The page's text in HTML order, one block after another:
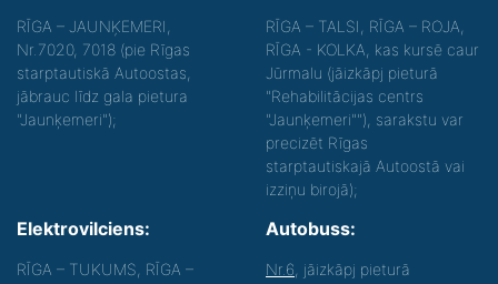
RĪGA – JAUNĶEMERI,
Nr.7020, 7018 (pie Rīgas
starptautiskā Autoostas,
jābrauc līdz gala pietura
"Jaunķemeri");
RĪGA – TALSI, RĪGA – ROJA,
RĪGA - KOLKA, kas kursē caur
Jūrmalu (jāizkāpj pieturā
"Rehabilitācijas centrs
"Jaunķemeri""), sarakstu var
precizēt Rīgas
starptautiskajā Autoostā vai
izziņu birojā);
Elektrovilciens:
RĪGA – TUKUMS, RĪGA –
Autobuss:
Nr.6 , jāizkāpj pieturā